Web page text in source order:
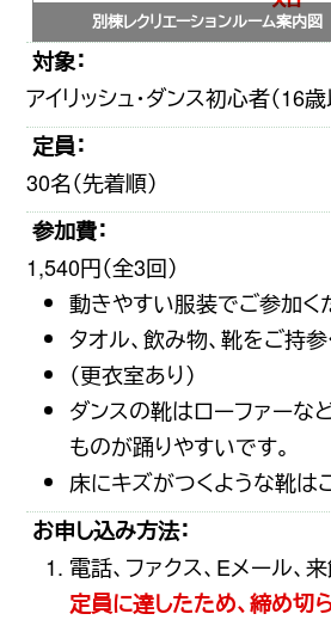
別棟レクリエーションルーム案内図
対象：
アイリッシュ・ダンス初心者（16歳
定員：
30名（先着順）
参加費：
1,540円（全3回）
動きやすい服装でご参加く
タオル、飲み物、靴をご持参
（更衣室あり）
ダンスの靴はローファーな
ものが踊りやすいです。
床にキズがつくような靴は
お申し込み方法：
電話、ファクス、Eメール、
定員に達したため、締め切